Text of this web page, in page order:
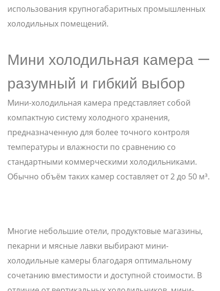
использования крупногабаритных промышленных
холодильных помещений.
Мини холодильная камера —
разумный и гибкий выбор
Мини-холодильная камера представляет собой
компактную систему холодного хранения,
предназначенную для более точного контроля
температуры и влажности по сравнению со
стандартными коммерческими холодильниками.
Обычно объём таких камер составляет от 2 до 50 м³.
Многие небольшие отели, продуктовые магазины,
пекарни и мясные лавки выбирают мини-
холодильные камеры благодаря оптимальному
сочетанию вместимости и доступной стоимости. В